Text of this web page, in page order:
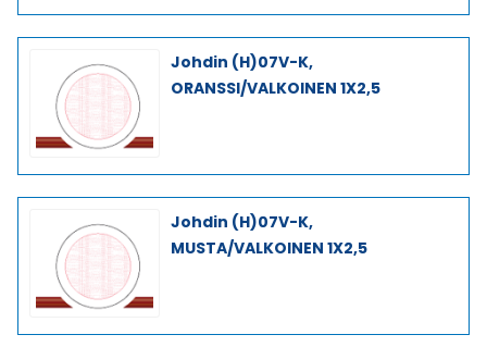
Johdin (H)07V-K,
ORANSSI/VALKOINEN 1X2,5
Johdin (H)07V-K,
MUSTA/VALKOINEN 1X2,5